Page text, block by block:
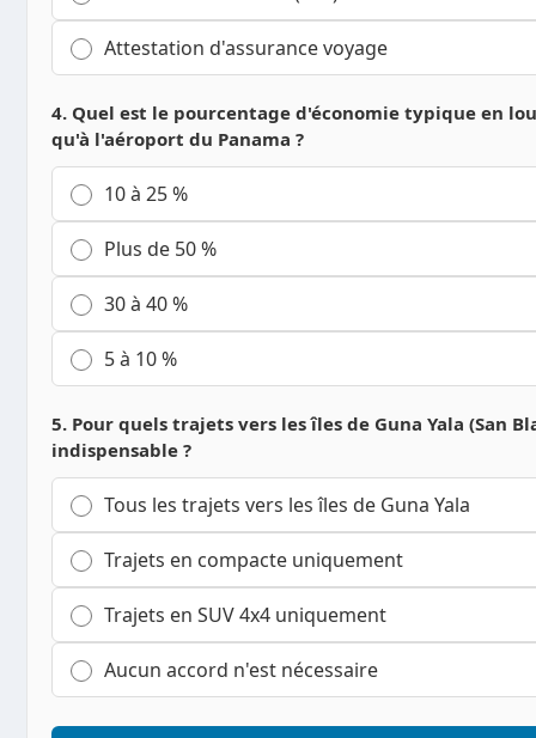
Attestation d'assurance voyage
4. Quel est le pourcentage d'économie typique en
qu'à l'aéroport du Panama ?
10 à 25 %
Plus de 50 %
30 à 40 %
5 à 10 %
5. Pour quels trajets vers les îles de Guna Yala (San
indispensable ?
Tous les trajets vers les îles de Guna Yala
Trajets en compacte uniquement
Trajets en SUV 4x4 uniquement
Aucun accord n'est nécessaire